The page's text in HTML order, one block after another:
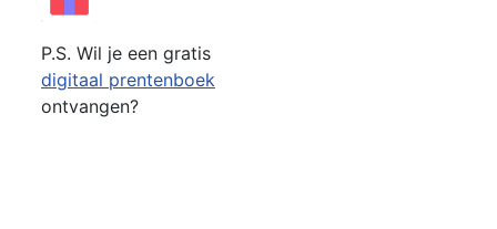
P.S. Wil je een gratis
digitaal prentenboek
ontvangen?